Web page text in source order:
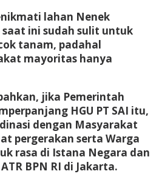
lahan Nenek
saat ini sudah sulit untuk
tanam, padahal
mayoritas hanya
jika Pemerintah
HGU PT SAI itu,
dengan Masyarakat
pergerakan serta Warga
rasa di Istana Negara dan
BPN RI di Jakarta.